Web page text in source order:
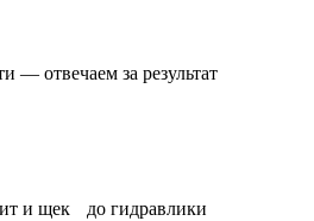
— отвечаем за результат
и щек до гидравлики